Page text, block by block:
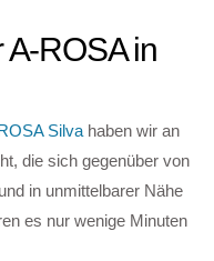
ROSA in
Silva haben wir an
die sich gegenüber von
in unmittelbarer Nähe
es nur wenige Minuten